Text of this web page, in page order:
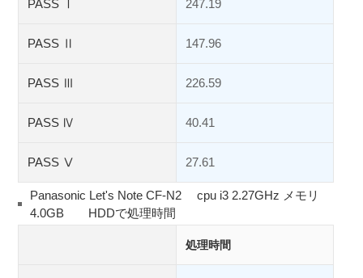
PASS Ⅰ 247.19
PASS Ⅱ 147.96
PASS Ⅲ 226.59
PASS Ⅳ 40.41
PASS Ⅴ 27.61
Panasonic Let's Note CF-N2 cpu i3 2.27GHz メモリ
4.0GB HDDで処理時間
処理時間